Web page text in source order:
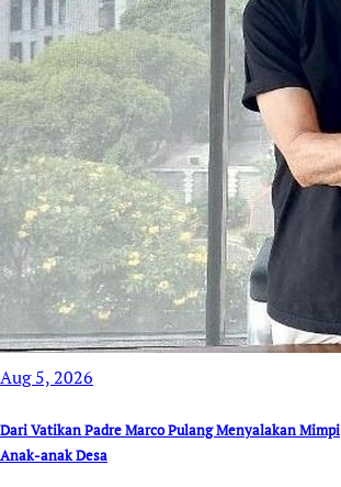
Aug 5, 2026
Dari Vatikan Padre Marco Pulang Menyalakan Mimpi
Anak-anak Desa